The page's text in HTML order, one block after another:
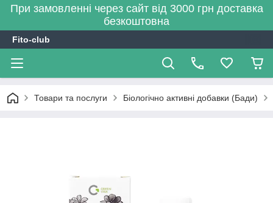
При замовленні через сайт від 3000 грн доставка
безкоштовна
Fito-club
Товари та послуги Біологічно активні добавки (Бади)